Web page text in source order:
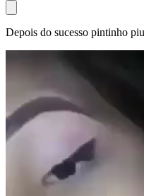
Depois do sucesso pintinho